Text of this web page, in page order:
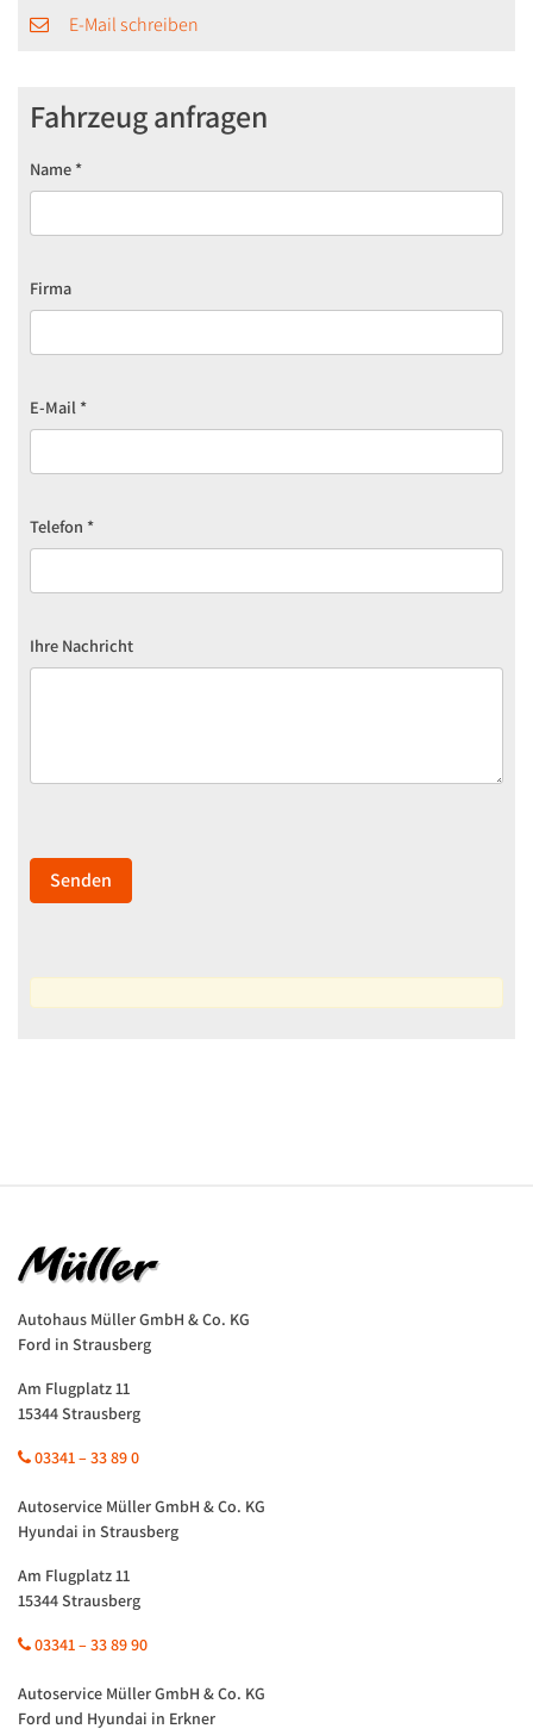
E-Mail schreiben
Fahrzeug anfragen
Name *
Firma
E-Mail *
Telefon *
Ihre Nachricht
Autohaus Müller GmbH & Co. KG
Ford in Strausberg
Am Flugplatz 11
15344 Strausberg
03341 – 33 89 0
Autoservice Müller GmbH & Co. KG
Hyundai in Strausberg
Am Flugplatz 11
15344 Strausberg
03341 – 33 89 90
Autoservice Müller GmbH & Co. KG
Ford und Hyundai in Erkner